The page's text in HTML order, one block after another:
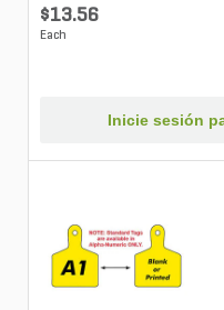
$13.56
Each
Inicie sesión